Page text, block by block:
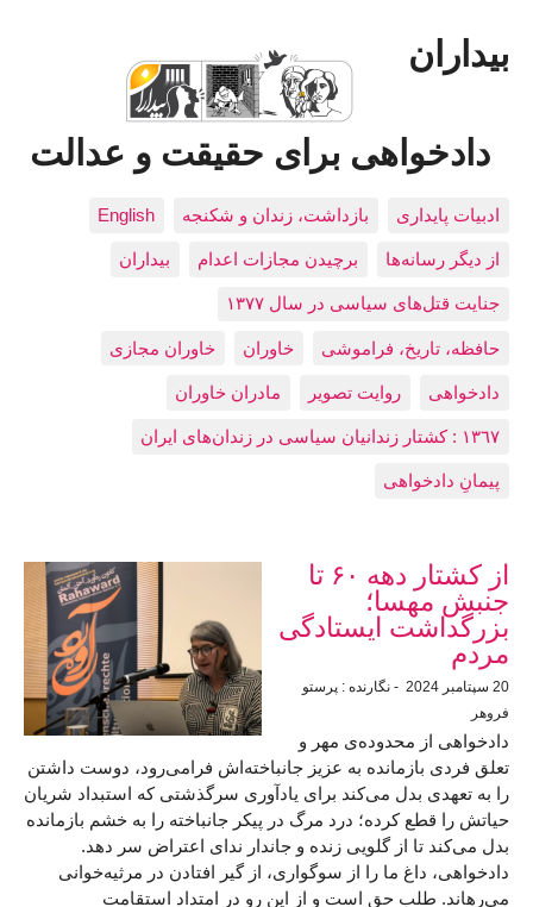
بیداران
دادخواهی برای حقیقت و عدالت
ادبيات پايداری بازداشت، زندان و شکنجه English
از دیگر رسانه‌ها برچیدن مجازات اعدام بيداران
جنایت قتل‌های سیاسی در سال ۱۳۷۷
حافظه، تاريخ، فراموشی خاوران خاوران مجازی
دادخواهی روایت تصویر مادران خاوران
١٣٦٧ : کشتار زندانيان سياسی در زندان‌های ایران
پیمانِ دادخواهی
تازه ترين مقاله ها
از کشتار دهه ۶۰ تا
جنبش مهسا؛
بزرگداشت ایستادگی
مردم
20 سپتامبر 2024
- نگارنده : پرستو
فروهر
دادخواهی از محدوده‌ی مهر و
تعلق فردی بازمانده به عزیز جانباخته‌اش فرامی‌رود، دوست داشتن
را به تعهدی بدل می‌کند برای یادآوری سرگذشتی که استبداد شریان
حیاتش را قطع کرده‌؛ درد مرگ در پیکر جانباخته را به خشم بازمانده
بدل می‌کند تا از گلویی زنده‌ و جاندار ندای اعتراض سر دهد.
دادخواهی، داغ ما را از سوگواری، از گیر افتادن در مرثیه‌خوانی
می‌رهاند. طلب حق است و از این رو در امتداد استقامت